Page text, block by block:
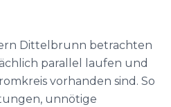
Dittelbrunn betrachten
parallel laufen und
vorhanden sind. So
unnötige